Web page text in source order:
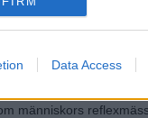
Data Access
är
You Tube
människors